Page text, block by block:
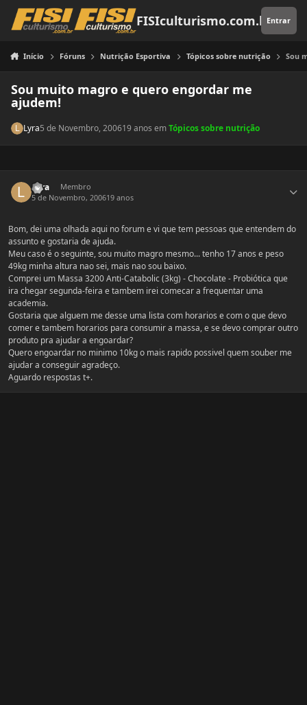
Pular para o conteúdo
FISIculturismo.com.brEntrar
Início Fóruns Nutrição Esportiva Tópicos sobre nutrição Sou
Sou muito magro e quero engordar me
ajudem!
Lyra5 de Novembro, 200619 anos emTópicos sobre nutrição
Lyra
Membro
5 de Novembro, 200619 anos
Bom, dei uma olhada aqui no forum e vi que tem pessoas que entendem do
assunto e gostaria de ajuda.
Meu caso é o seguinte, sou muito magro mesmo... tenho 17 anos e peso
49kg minha altura nao sei, mais nao sou baixo.
Comprei um Massa 3200 Anti-Catabolic (3kg) - Chocolate - Probiótica que
ira chegar segunda-feira e tambem irei comecar a frequentar uma
academia.
Gostaria que alguem me desse uma lista com horarios e com o que devo
comer e tambem horarios para consumir a massa, e se devo comprar outro
produto pra ajudar a engoardar?
Quero engoardar no minimo 10kg o mais rapido possivel quem souber me
ajudar a conseguir agradeço.
Aguardo respostas t+.